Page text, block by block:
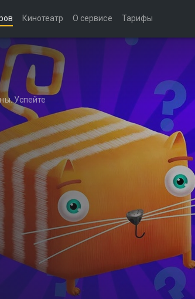
Кинотеатр О сервисе Тарифы
Успейте